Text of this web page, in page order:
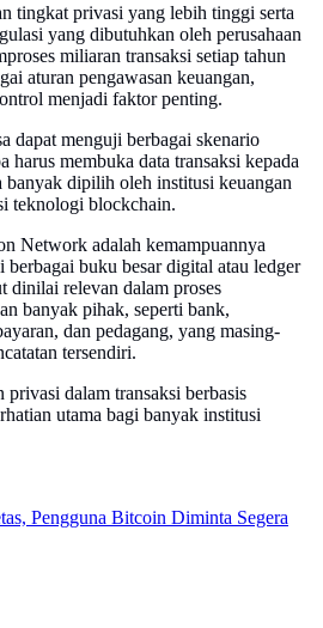
tingkat privasi yang lebih tinggi serta
yang dibutuhkan oleh perusahaan
miliaran transaksi setiap tahun
aturan pengawasan keuangan,
menjadi faktor penting.
dapat menguji berbagai skenario
harus membuka data transaksi kepada
dipilih oleh institusi keuangan
teknologi blockchain.
Network adalah kemampuannya
buku besar digital atau ledger
dinilai relevan dalam proses
banyak pihak, seperti bank,
dan pedagang, yang masing-
tersendiri.
dalam transaksi berbasis
utama bagi banyak institusi
Pengguna Bitcoin Diminta Segera